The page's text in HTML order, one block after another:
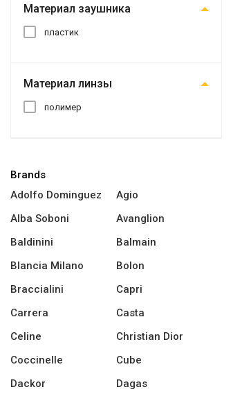
Материал заушника
пластик
Материал линзы
полимер
Brands
Adolfo Dominguez
Agio
Alba Soboni
Avanglion
Baldinini
Balmain
Blancia Milano
Bolon
Braccialini
Capri
Carrera
Casta
Celine
Christian Dior
Coccinelle
Cube
Dackor
Dagas